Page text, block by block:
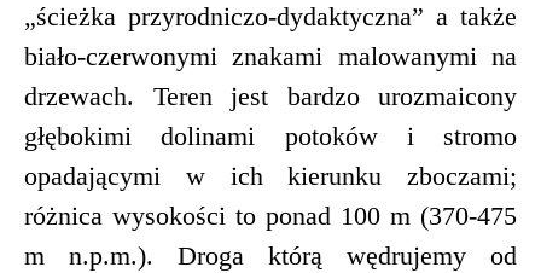
„ścieżka przyrodniczo-dydaktyczna” a także
biało-czerwonymi znakami malowanymi na
drzewach. Teren jest bardzo urozmaicony
głębokimi dolinami potoków i stromo
opadającymi w ich kierunku zboczami;
różnica wysokości to ponad 100 m (370-475
m n.p.m.). Droga którą wędrujemy od